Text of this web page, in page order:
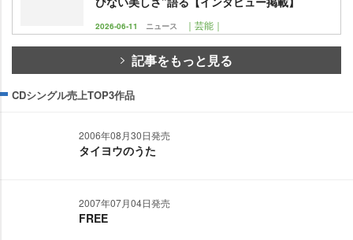
2026-06-11 ニュース ｜芸能｜
記事をもっと見る
CDシングル売上TOP3作品
2006年08月30日発売
タイヨウのうた
2007年07月04日発売
FREE